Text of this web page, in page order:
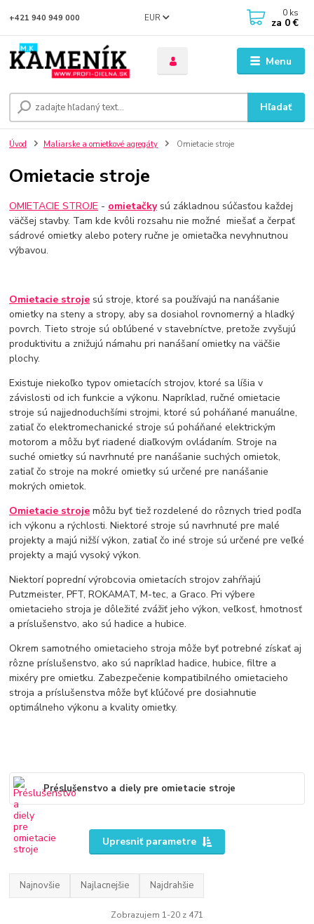
Menu
EUR
Hľadať
+421 940 949 000 0 ks
za 0 €
Úvod Maliarske a omietkové agregáty Omietacie stroje
Omietacie stroje
OMIETACIE STROJE - omietačkysú základnou súčasťou každej
väčšej stavby. Tam kde kvôli rozsahu nie možné miešať a čerpať
sádrové omietky alebo potery ručne je omietačka nevyhnutnou
výbavou.
Omietacie stroje sú stroje, ktoré sa používajú na nanášanie
omietky na steny a stropy, aby sa dosiahol rovnomerný a hladký
povrch. Tieto stroje sú obľúbené v stavebníctve, pretože zvyšujú
produktivitu a znižujú námahu pri nanášaní omietky na väčšie
plochy.
Existuje niekoľko typov omietacích strojov, ktoré sa líšia v
závislosti od ich funkcie a výkonu. Napríklad, ručné omietacie
stroje sú najjednoduchšími strojmi, ktoré sú poháňané manuálne,
zatiaľ čo elektromechanické stroje sú poháňané elektrickým
motorom a môžu byť riadené diaľkovým ovládaním. Stroje na
suché omietky sú navrhnuté pre nanášanie suchých omietok,
zatiaľ čo stroje na mokré omietky sú určené pre nanášanie
mokrých omietok.
Omietacie stroje môžu byť tiež rozdelené do rôznych tried podľa
ich výkonu a rýchlosti. Niektoré stroje sú navrhnuté pre malé
projekty a majú nižší výkon, zatiaľ čo iné stroje sú určené pre veľké
projekty a majú vysoký výkon.
Niektorí poprední výrobcovia omietacích strojov zahŕňajú
Putzmeister, PFT, ROKAMAT, M-tec, a Graco. Pri výbere
omietacieho stroja je dôležité zvážiť jeho výkon, veľkosť, hmotnosť
a príslušenstvo, ako sú hadice a hubice.
Okrem samotného omietacieho stroja môže byť potrebné získať aj
rôzne príslušenstvo, ako sú napríklad hadice, hubice, filtre a
mixéry pre omietku. Zabezpečenie kompatibilného omietacieho
stroja a príslušenstva môže byť kľúčové pre dosiahnutie
optimálneho výkonu a kvality omietky.
Préslušenstvo a diely pre omietacie stroje
Upresniť parametre
Najnovšie Najlacnejšie Najdrahšie
Zobrazujem 1-20 z 471